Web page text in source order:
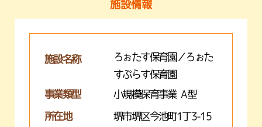
施設情報
施設名称
ろぉたす保育園／ろぉた
すぷらす保育園
事業類型
小規模保育事業 A型
所在地 堺市堺区今池町1丁3-15